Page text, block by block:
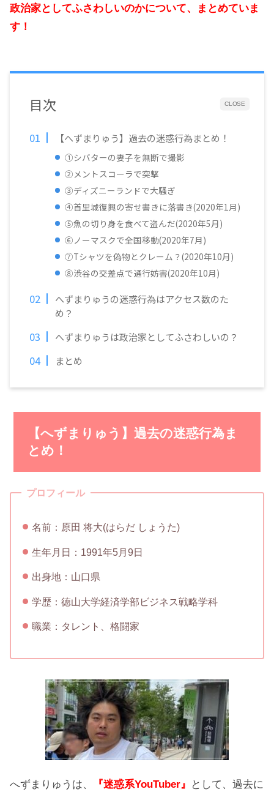
政治家としてふさわしいのかについて、まとめていま
す！
CLOSE
目次
【へずまりゅう】過去の迷惑行為まとめ！
①シバターの妻子を無断で撮影
②メントスコーラで突撃
③ディズニーランドで大騒ぎ
④首里城復興の寄せ書きに落書き(2020年1月)
⑤魚の切り身を食べて盗んだ(2020年5月)
⑥ノーマスクで全国移動(2020年7月)
⑦Tシャツを偽物とクレーム？(2020年10月)
⑧渋谷の交差点で通行妨害(2020年10月)
へずまりゅうの迷惑行為はアクセス数のた
め？
へずまりゅうは政治家としてふさわしいの？
まとめ
【へずまりゅう】過去の迷惑行為ま
とめ！
プロフィール
名前：原田 将大(はらだ しょうた)
生年月日：1991年5月9日
出身地：山口県
学歴：徳山大学経済学部ビジネス戦略学科
職業：タレント、格闘家
へずまりゅうは、 『迷惑系YouTuber』 として、過去に